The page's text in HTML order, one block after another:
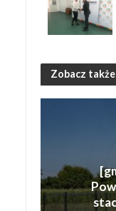
Zobacz także